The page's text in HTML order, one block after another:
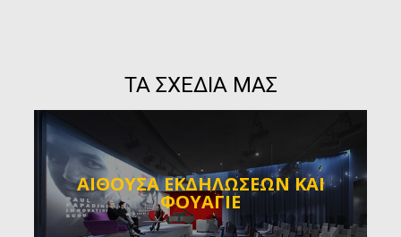
ΤΑ ΣΧΕΔΙΑ ΜΑΣ
ΑΙΘΟΥΣΑ ΕΚΔΗΛΩΣΕΩΝ ΚΑΙ
ΦΟΥΑΓΙΕ